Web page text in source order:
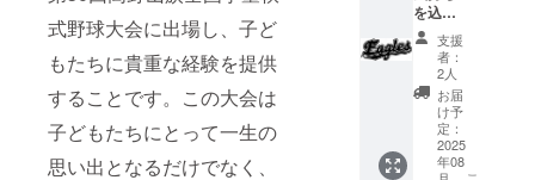
式野球大会に出場し、子ど
もたちに貴重な経験を提供
することです。この大会は
子どもたちにとって一生の
思い出となるだけでなく、
礼させ
ていた
だきま
す。
※2025
年8月よ
り当
チーム
のイン
を込め
て「感
謝の
メッ
セー
ジ」、
「当
チーム
のイン
支援
者：
2人
お届
け予
定：
2025
年08